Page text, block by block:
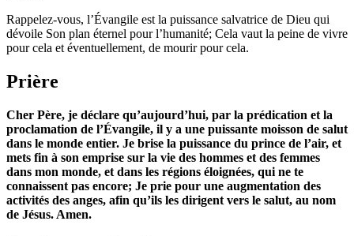
Rappelez-vous, l’Évangile est la puissance salvatrice de Dieu qui
dévoile Son plan éternel pour l’humanité; Cela vaut la peine de vivre
pour cela et éventuellement, de mourir pour cela.
Prière
Cher Père, je déclare qu’aujourd’hui, par la prédication et la
proclamation de l’Évangile, il y a une puissante moisson de salut
dans le monde entier. Je brise la puissance du prince de l’air, et
mets fin à son emprise sur la vie des hommes et des femmes
dans mon monde, et dans les régions éloignées, qui ne te
connaissent pas encore; Je prie pour une augmentation des
activités des anges, afin qu’ils les dirigent vers le salut, au nom
de Jésus. Amen.